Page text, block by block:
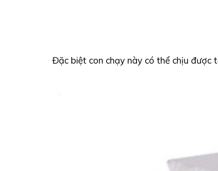
Đặc biệt con chạy này có thể chịu được